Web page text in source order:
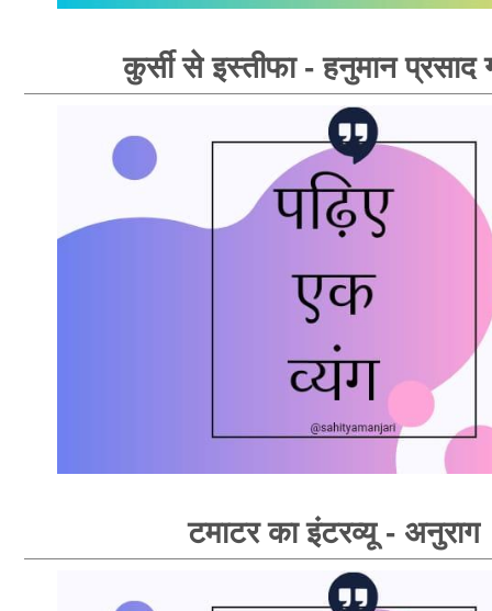
कुर्सी से इस्तीफा - हनुमान प्रसाद
टमाटर का इंटरव्यू - अनुराग